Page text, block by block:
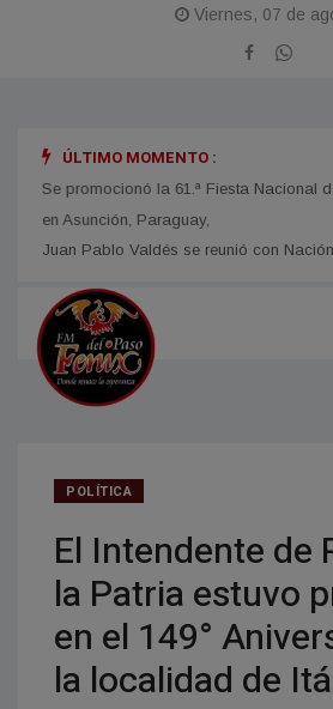
Viernes, 07 de
ÚLTIMO MOMENTO :
Se promocionó la 61.ª Fiesta Nacional
en Asunción, Paraguay,
POLÍTICA
El Intendente de
la Patria estuvo
en el 149°
la localidad de